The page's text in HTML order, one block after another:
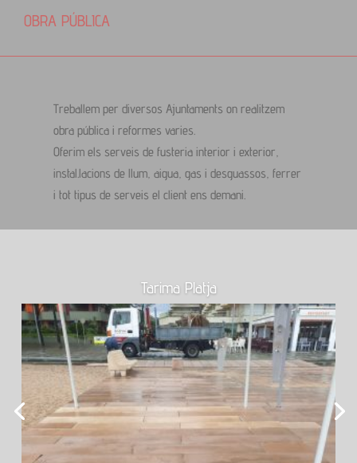
OBRA PÚBLICA
Treballem per diversos Ajuntaments on realitzem
obra pública i reformes varies.
Oferim els serveis de fusteria interior i exterior,
instal.lacions de llum, aigua, gas i desguassos, ferrer
i tot tipus de serveis el client ens demani.
Tarima Platja